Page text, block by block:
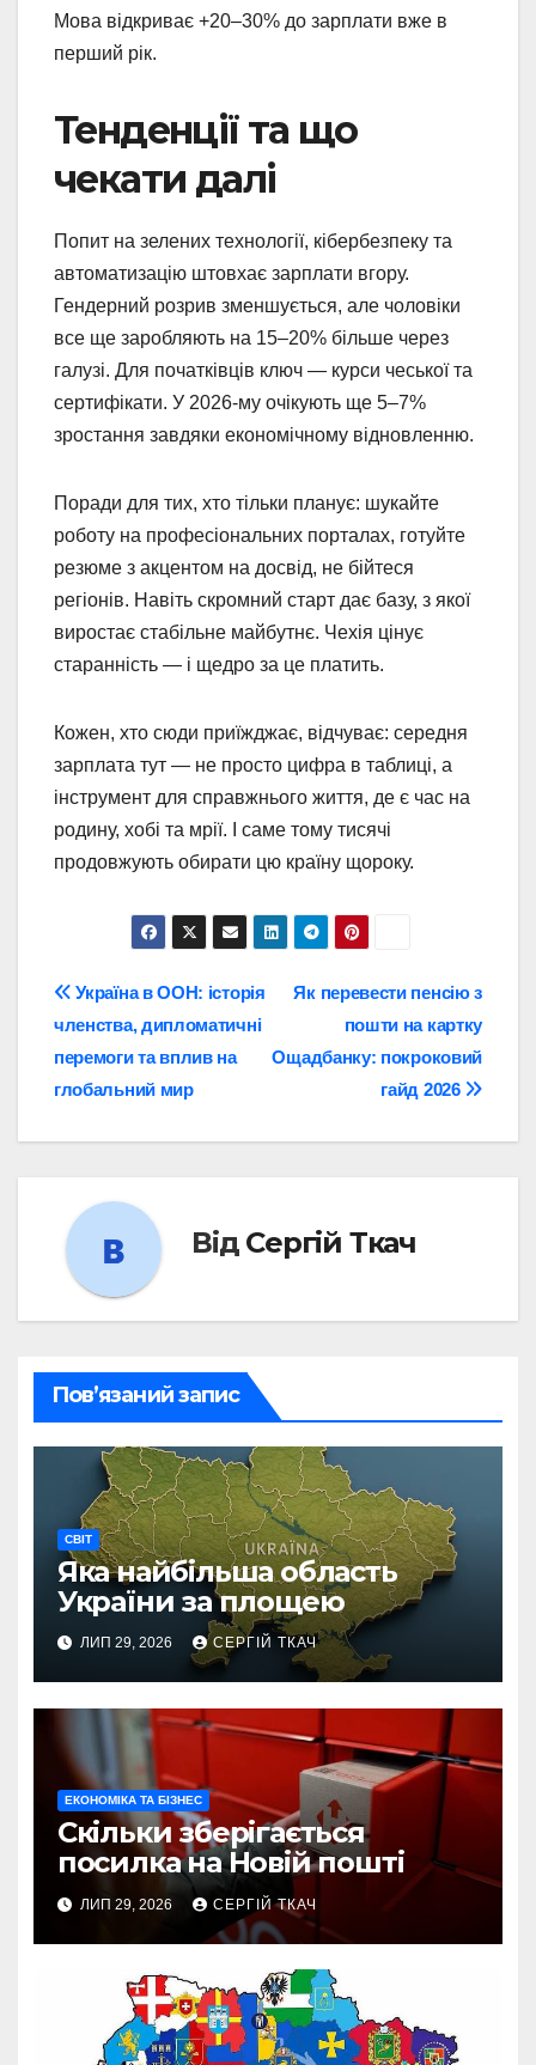
Мова відкриває +20–30% до зарплати вже в
перший рік.
Тенденції та що
чекати далі
Попит на зелених технології, кібербезпеку та
автоматизацію штовхає зарплати вгору.
Гендерний розрив зменшується, але чоловіки
все ще заробляють на 15–20% більше через
галузі. Для початківців ключ — курси чеської та
сертифікати. У 2026-му очікують ще 5–7%
зростання завдяки економічному відновленню.
Поради для тих, хто тільки планує: шукайте
роботу на професіональних порталах, готуйте
резюме з акцентом на досвід, не бійтеся
регіонів. Навіть скромний старт дає базу, з якої
виростає стабільне майбутнє. Чехія цінує
старанність — і щедро за це платить.
Кожен, хто сюди приїжджає, відчуває: середня
зарплата тут — не просто цифра в таблиці, а
інструмент для справжнього життя, де є час на
родину, хобі та мрії. І саме тому тисячі
продовжують обирати цю країну щороку.
Навігація
записів
Як перевести пенсію з
пошти на картку
Ощадбанку: покроковий
гайд 2026
Україна в ООН: історія
членства, дипломатичні
перемоги та вплив на
глобальний мир
Від Сергій Ткач
Пов’язаний запис
СВІТ
Яка найбільша область
України за площею
ЛИП 29, 2026 СЕРГІЙ ТКАЧ
ЕКОНОМІКА ТА БІЗНЕС
Скільки зберігається
посилка на Новій пошті
ЛИП 29, 2026 СЕРГІЙ ТКАЧ